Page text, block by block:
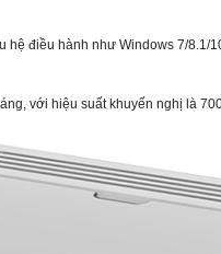
điều hành như Windows 7/8.1/
với hiệu suất khuyến nghị là